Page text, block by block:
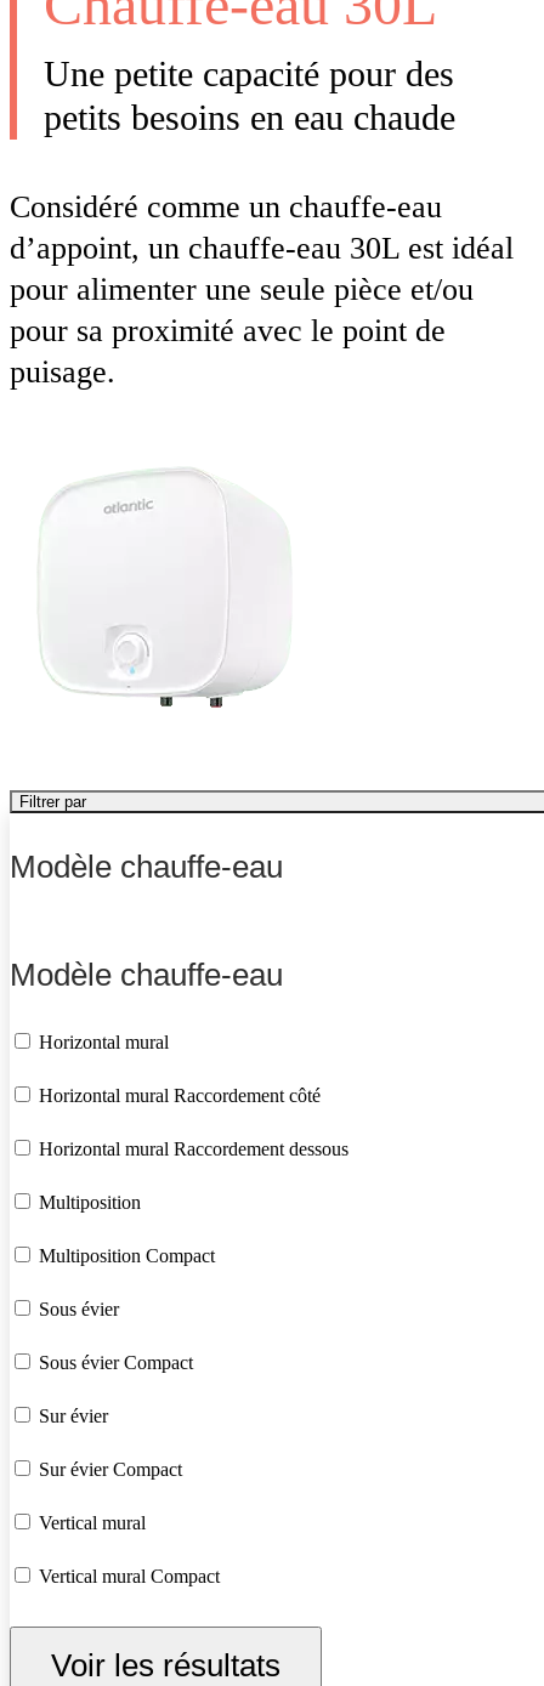
Une petite capacité pour des
petits besoins en eau chaude
Considéré comme un chauffe-eau
d’appoint, un chauffe-eau 30L est idéal
pour alimenter une seule pièce et/ou
pour sa proximité avec le point de
puisage.
Filtrer par
Modèle chauffe-eau
Modèle chauffe-eau
Horizontal mural
Horizontal mural Raccordement côté
Horizontal mural Raccordement dessous
Multiposition
Multiposition Compact
Sous évier
Sous évier Compact
Sur évier
Sur évier Compact
Vertical mural
Vertical mural Compact
Vertical sur socle
Voir les résultats